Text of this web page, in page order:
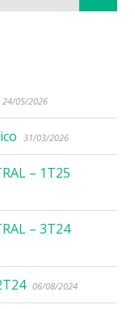
24/05/2026
31/03/2026
– 1T25
– 3T24
06/08/2024